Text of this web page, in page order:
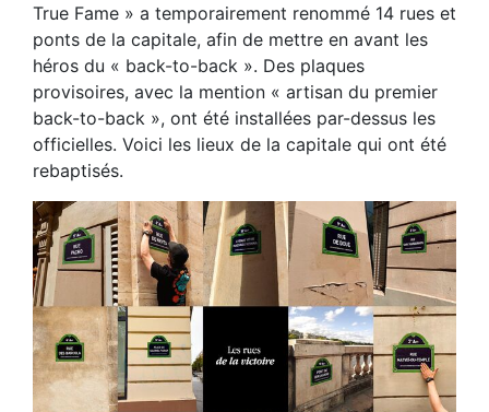
True Fame » a temporairement renommé 14 rues et
ponts de la capitale, afin de mettre en avant les
héros du « back-to-back ». Des plaques
provisoires, avec la mention « artisan du premier
back-to-back », ont été installées par-dessus les
officielles. Voici les lieux de la capitale qui ont été
rebaptisés.